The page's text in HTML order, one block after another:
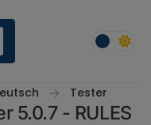
Tester
5.0.7 - RULES